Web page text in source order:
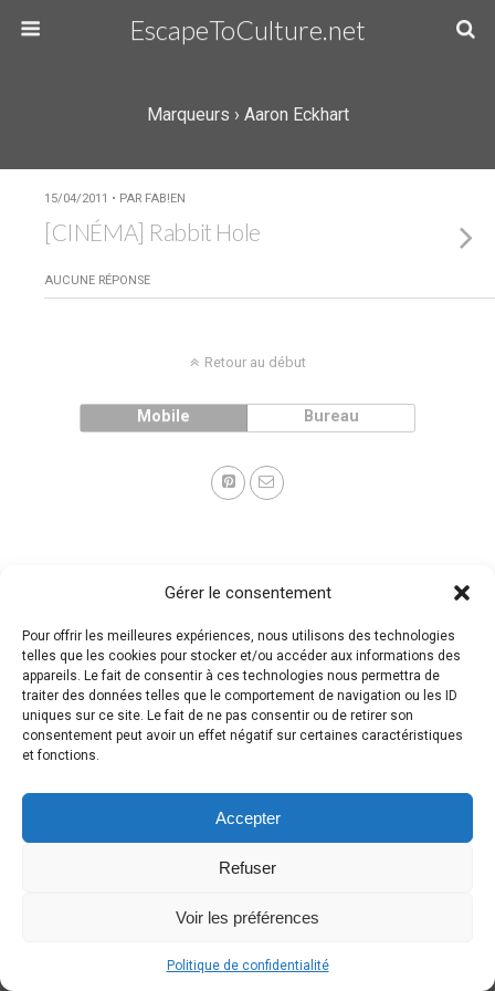
Gérer le consentement
Pour offrir les meilleures expériences, nous utilisons des technologies
telles que les cookies pour stocker et/ou accéder aux informations des
appareils. Le fait de consentir à ces technologies nous permettra de
traiter des données telles que le comportement de navigation ou les ID
uniques sur ce site. Le fait de ne pas consentir ou de retirer son
consentement peut avoir un effet négatif sur certaines caractéristiques
et fonctions.
Accepter
Refuser
Voir les préférences
Politique de confidentialité
EscapeToCulture.net
Marqueurs › Aaron Eckhart
15/04/2011 • PAR FAB!EN
[CINÉMA] Rabbit Hole
AUCUNE RÉPONSE
Retour au début
Mobile Bureau